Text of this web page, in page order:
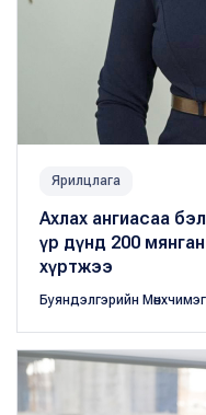
Ярилцлага
Ахлах ангиасаа
үр дүнд 200
хүртжээ
Буяндэлгэрийн Мөнхчимэг